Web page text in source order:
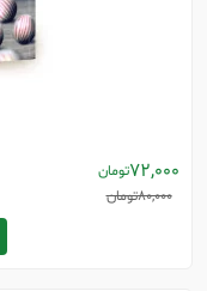
72,000تومان
80,000تومان